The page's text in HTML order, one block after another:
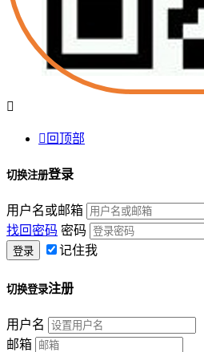

 回顶部
切换注册登录
用户名或邮箱
找回密码 密码
记住我
切换登录注册
用户名
邮箱